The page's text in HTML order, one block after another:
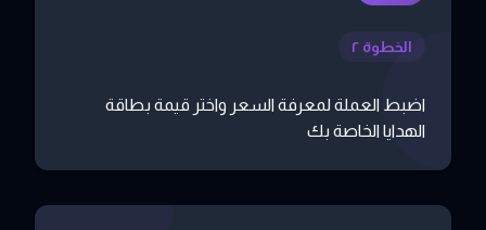
الخطوة ٢
اضبط العملة لمعرفة السعر واختر قيمة بطاقة
الهدايا الخاصة بك